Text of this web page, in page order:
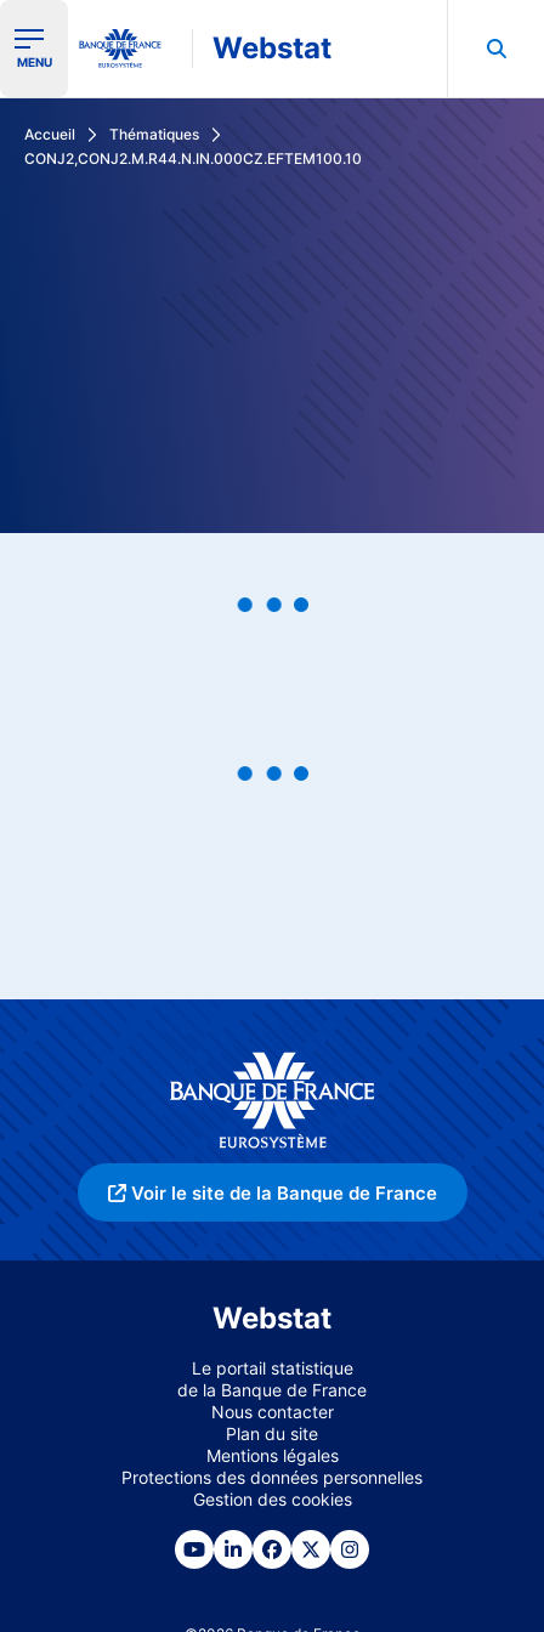
Ouvrir le menu de navigation
MENU Webstat
Accueil
Thématiques
CONJ2,CONJ2.M.R44.N.IN.000CZ.EFTEM100.10
Voir le site de la Banque de France
Webstat
Le portail statistique
de la Banque de France
Nous contacter
Plan du site
Mentions légales
Protections des données personnelles
Gestion des cookies